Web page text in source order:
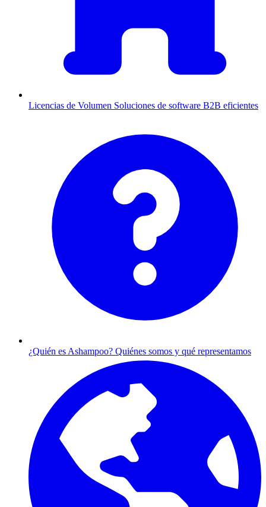
Licencias de Volumen Soluciones de software B2B eficientes
¿Quién es Ashampoo? Quiénes somos y qué representamos